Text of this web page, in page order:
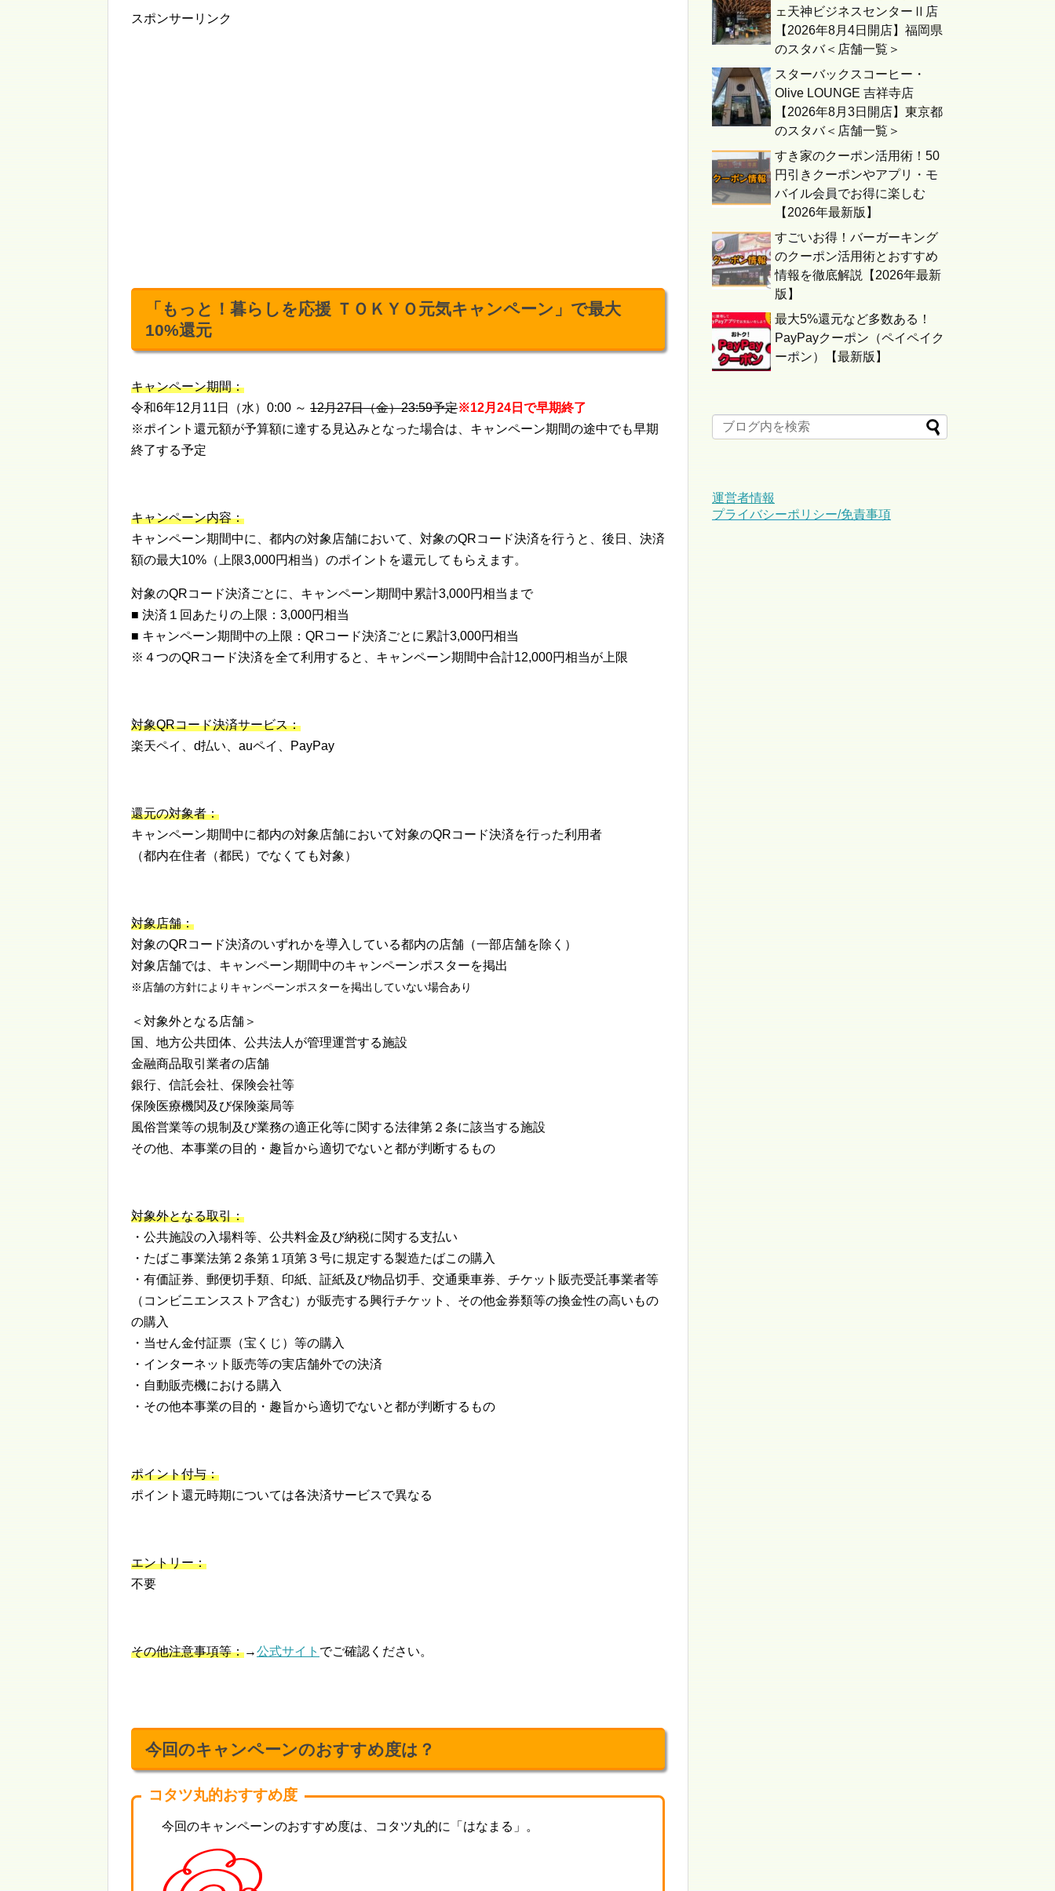
スポンサーリンク
「もっと！暮らしを応援 ＴＯＫＹＯ元気キャンペーン」で最大
10%還元
キャンペーン期間：
令和6年12月11日（水）0:00 ～ 12月27日（金）23:59予定※12月24日で早期終了
※ポイント還元額が予算額に達する見込みとなった場合は、キャンペーン期間の途中でも早期
終了する予定
キャンペーン内容：
キャンペーン期間中に、都内の対象店舗において、対象のQRコード決済を行うと、後日、決済
額の最大10%（上限3,000円相当）のポイントを還元してもらえます。
対象のQRコード決済ごとに、キャンペーン期間中累計3,000円相当まで
■ 決済１回あたりの上限：3,000円相当
■ キャンペーン期間中の上限：QRコード決済ごとに累計3,000円相当
※４つのQRコード決済を全て利用すると、キャンペーン期間中合計12,000円相当が上限
対象QRコード決済サービス：
楽天ペイ、d払い、auペイ、PayPay
還元の対象者：
キャンペーン期間中に都内の対象店舗において対象のQRコード決済を行った利用者
（都内在住者（都民）でなくても対象）
対象店舗：
対象のQRコード決済のいずれかを導入している都内の店舗（一部店舗を除く）
対象店舗では、キャンペーン期間中のキャンペーンポスターを掲出
※店舗の方針によりキャンペーンポスターを掲出していない場合あり
＜対象外となる店舗＞
国、地方公共団体、公共法人が管理運営する施設
金融商品取引業者の店舗
銀行、信託会社、保険会社等
保険医療機関及び保険薬局等
風俗営業等の規制及び業務の適正化等に関する法律第２条に該当する施設
その他、本事業の目的・趣旨から適切でないと都が判断するもの
対象外となる取引：
・公共施設の入場料等、公共料金及び納税に関する支払い
・たばこ事業法第２条第１項第３号に規定する製造たばこの購入
・有価証券、郵便切手類、印紙、証紙及び物品切手、交通乗車券、チケット販売受託事業者等
（コンビニエンスストア含む）が販売する興行チケット、その他金券類等の換金性の高いもの
の購入
・当せん金付証票（宝くじ）等の購入
・インターネット販売等の実店舗外での決済
・自動販売機における購入
・その他本事業の目的・趣旨から適切でないと都が判断するもの
ポイント付与：
ポイント還元時期については各決済サービスで異なる
エントリー：
不要
その他注意事項等：→公式サイト でご確認ください。
今回のキャンペーンのおすすめ度は？
コタツ丸的おすすめ度
今回のキャンペーンのおすすめ度は、コタツ丸的に「はなまる」。
ェ天神ビジネスセンターⅡ店
【2026年8月4日開店】福岡県
のスタバ＜店舗一覧＞
スターバックスコーヒー・
Olive LOUNGE 吉祥寺店
【2026年8月3日開店】東京都
のスタバ＜店舗一覧＞
すき家のクーポン活用術！50
円引きクーポンやアプリ・モ
バイル会員でお得に楽しむ
【2026年最新版】
すごいお得！バーガーキング
のクーポン活用術とおすすめ
情報を徹底解説【2026年最新
版】
最大5%還元など多数ある！
PayPayクーポン（ペイペイク
ーポン）【最新版】
運営者情報
プライバシーポリシー/免責事項